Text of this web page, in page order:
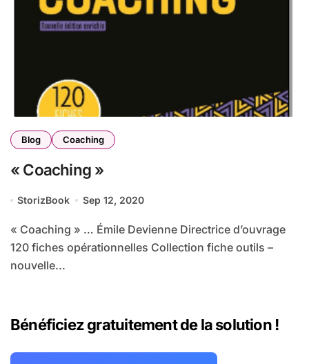
Blog Coaching
« Coaching »
StorizBook Sep 12, 2020
« Coaching » … Émile Devienne Directrice d’ouvrage
120 fiches opérationnelles Collection fiche outils –
nouvelle...
Bénéficiez gratuitement de la solution !